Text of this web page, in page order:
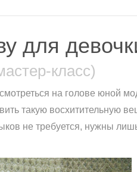
для
класс)
на голове юной
такую восхитительную
не требуется, нужны